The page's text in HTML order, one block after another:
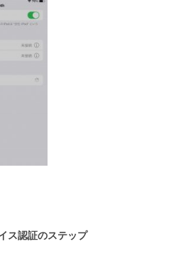
ス認証のステップ